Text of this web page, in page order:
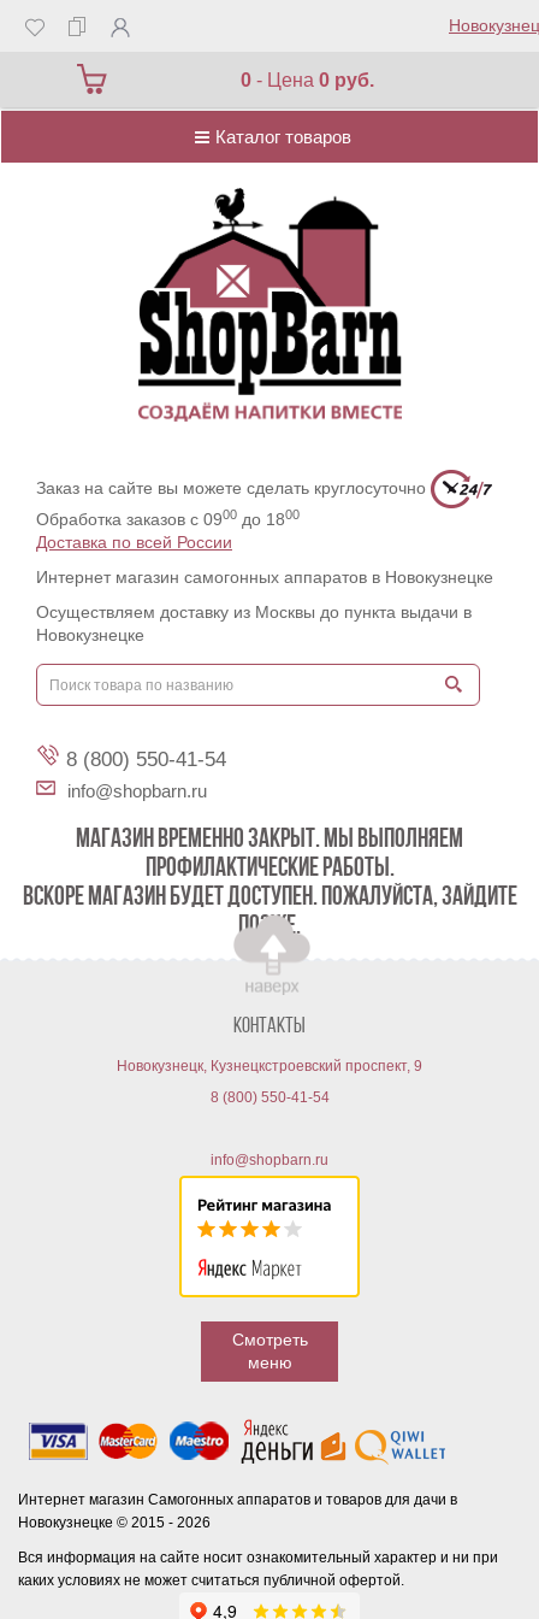
0 - Цена0 руб.
Каталог товаров
Каталог товаров
Заказ на сайте вы можете сделать круглосуточно
Обработка заказов с 0900 до 1800
Доставка по всей России
Интернет магазин самогонных аппаратов в Новокузнецке
Осуществляем доставку из Москвы до пункта выдачи в
Новокузнецке
8 (800) 550-41-54
info@shopbarn.ru
МАГАЗИН ВРЕМЕННО ЗАКРЫТ. МЫ ВЫПОЛНЯЕМ
ПРОФИЛАКТИЧЕСКИЕ РАБОТЫ.
ВСКОРЕ МАГАЗИН БУДЕТ ДОСТУПЕН. ПОЖАЛУЙСТА, ЗАЙДИТЕ
ПОЗЖЕ.
Контакты
Новокузнецк, Кузнецкстроевский проспект, 9
8 (800) 550-41-54
info@shopbarn.ru
Смотреть
меню
Интернет магазин Самогонных аппаратов и товаров для дачи в
Новокузнецке © 2015 - 2026
Вся информация на сайте носит ознакомительный характер и ни при
каких условиях не может считаться публичной офертой.